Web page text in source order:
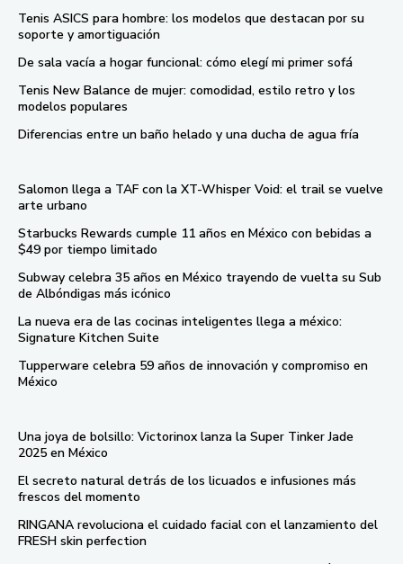
Tenis ASICS para hombre: los modelos que destacan por su
soporte y amortiguación
De sala vacía a hogar funcional: cómo elegí mi primer sofá
Tenis New Balance de mujer: comodidad, estilo retro y los
modelos populares
Diferencias entre un baño helado y una ducha de agua fría
Salomon llega a TAF con la XT-Whisper Void: el trail se vuelve
arte urbano
Starbucks Rewards cumple 11 años en México con bebidas a
$49 por tiempo limitado
Subway celebra 35 años en México trayendo de vuelta su Sub
de Albóndigas más icónico
La nueva era de las cocinas inteligentes llega a méxico:
Signature Kitchen Suite
Tupperware celebra 59 años de innovación y compromiso en
México
Una joya de bolsillo: Victorinox lanza la Super Tinker Jade
2025 en México
El secreto natural detrás de los licuados e infusiones más
frescos del momento
RINGANA revoluciona el cuidado facial con el lanzamiento del
FRESH skin perfection